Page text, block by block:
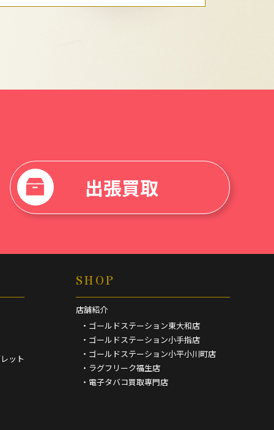
出張買取
ット
SHOP
店舗紹介
・ゴールドステーション東大和店
・ゴールドステーション小手指店
・ゴールドステーション小平小川町店
・ラグフリーク福生店
・電子タバコ買取専門店